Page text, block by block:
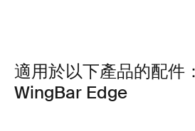
適用於以下產品的配件
WingBar Edge